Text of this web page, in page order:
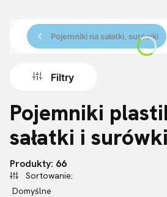
Pojemniki na sałatki, surówki
Filtry
Pojemniki
sałatki i surówki
Lista produktów
Produkty: 66
Sortowanie:
Domyślne